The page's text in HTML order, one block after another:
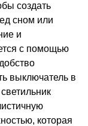
создать
сном или
и
с помощью
выключатель в
которая